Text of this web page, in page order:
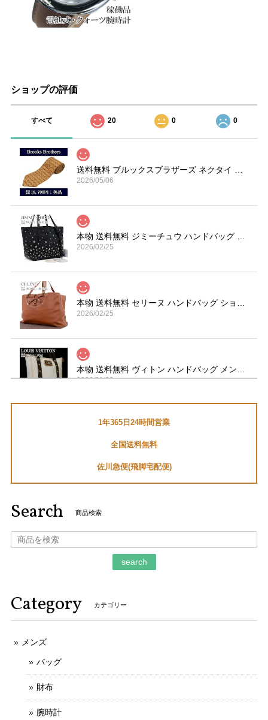
ショップの評価
すべて 20 0 0
2026/05/06
2026/02/25
2026/02/25
2026/01/29
2026/01/05
そのように言っていただけましてとても嬉しく
ます。 ご丁寧なお取引をしていただきましてあ
不明な点や質問にも迅速かつご丁寧に対応していただける信
用のできるお店です。
1年365日24時間営業
全国送料無料
佐川急便(飛脚宅配便)
Search 商品検索
search
Category カテゴリー
メンズ
バッグ
財布
腕時計